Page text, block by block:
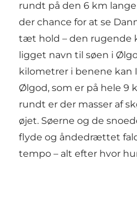
rundt på den 6 km lange
der chance for at se
tæt hold – den rugende
ligget navn til søen i
kilometrer i benene kan
Ølgod, som er på hele 9
rundt er der masser af
øjet. Søerne og de
flyde og åndedrættet
tempo – alt efter hvor